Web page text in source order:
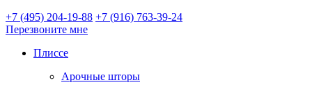
+7 (495) 204-19-88 +7 (916) 763-39-24
Перезвоните мне
Плиссе
Арочные шторы